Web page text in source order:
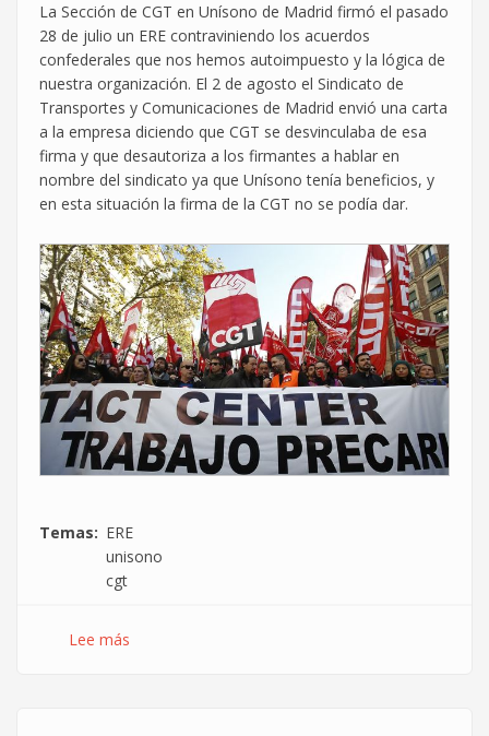
del
Covid-
19
La Sección de CGT en Unísono de Madrid firmó el pasado
28 de julio un ERE contraviniendo los acuerdos
confederales que nos hemos autoimpuesto y la lógica de
nuestra organización. El 2 de agosto el Sindicato de
Transportes y Comunicaciones de Madrid envió una carta
a la empresa diciendo que CGT se desvinculaba de esa
firma y que desautoriza a los firmantes a hablar en
nombre del sindicato ya que Unísono tenía beneficios, y
en esta situación la firma de la CGT no se podía dar.
Temas
ERE
unisono
cgt
Lee más